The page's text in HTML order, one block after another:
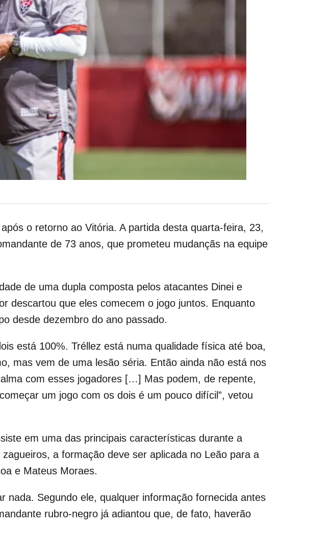
o retorno ao Vitória. A partida desta quarta-feira, 23,
de 73 anos, que prometeu mudançãs na equipe
de uma dupla composta pelos atacantes Dinei e
descartou que eles comecem o jogo juntos. Enquanto
desde dezembro do ano passado.
está 100%. Tréllez está numa qualidade física até boa,
mas vem de uma lesão séria. Então ainda não está nos
com esses jogadores […] Mas podem, de repente,
um jogo com os dois é um pouco difícil”, vetou
em uma das principais características durante a
a formação deve ser aplicada no Leão para a
e Mateus Moraes.
nada. Segundo ele, qualquer informação fornecida antes
rubro-negro já adiantou que, de fato, haverão